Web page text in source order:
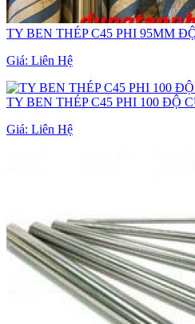
TY BEN THÉP C45 PHI 95MM
Giá: Liên Hệ
TY BEN THÉP C45 PHI 100 ĐỘ
Giá: Liên Hệ